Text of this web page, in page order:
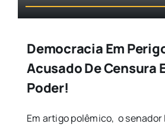
Democracia Em
Acusado De Censura
Poder!
Em artigo polêmico, o senador